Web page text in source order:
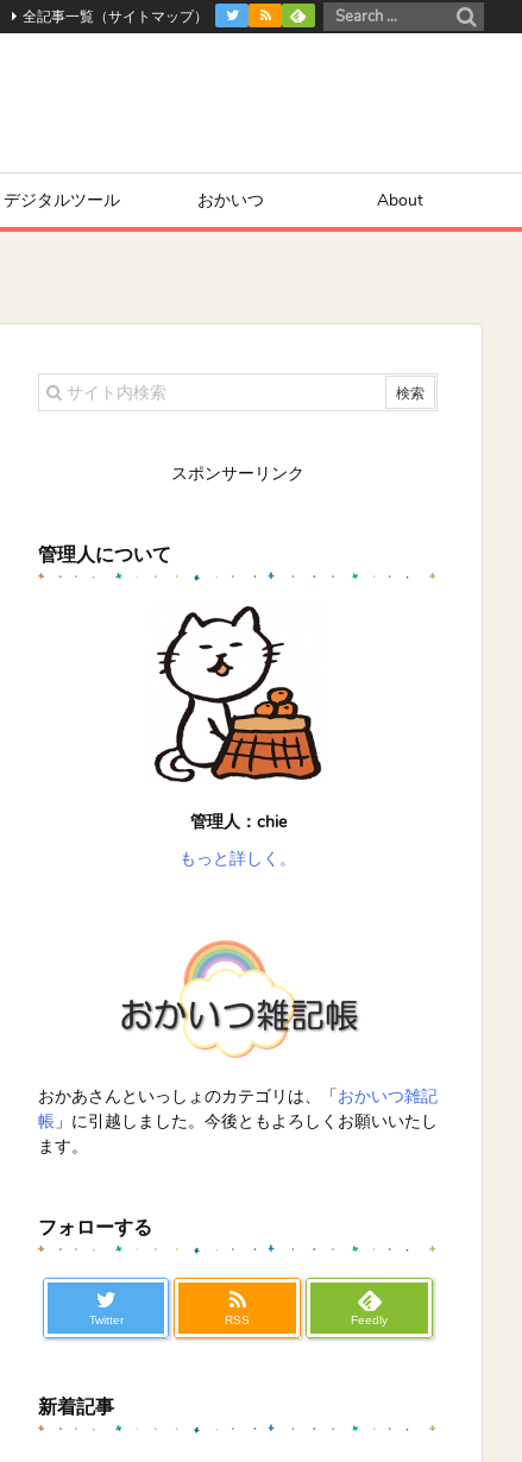
デジタルツール おかいつ About
全記事一覧（サイトマップ）
スポンサーリンク
管理人について
管理人：chie
もっと詳しく。
おかあさんといっしょのカテゴリは、「おかいつ雑記
帳」に引越しました。今後ともよろしくお願いいたし
ます。
フォローする
Twitter RSS Feedly
新着記事